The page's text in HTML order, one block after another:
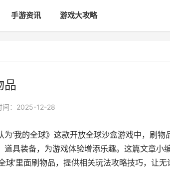
手游资讯 游戏大攻略
品
间：2025-12-28
为‘我的全球》这款开放全球沙盒游戏中，刷
道具装备，为游戏体验增添乐趣。这篇文章小
球’里面刷物品，提供相关玩法攻略技巧，让